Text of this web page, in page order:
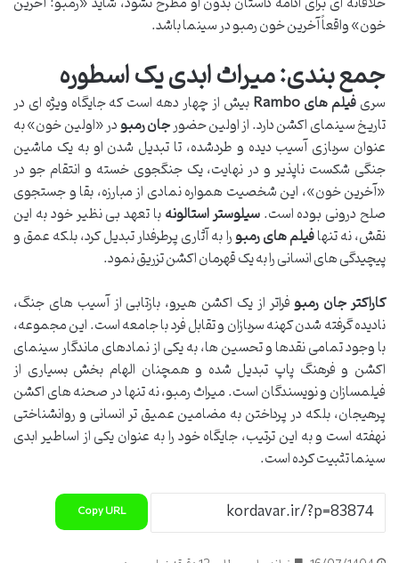
خون» واقعاً آخرین خون رمبو در سینما باشد.
جمع بندی: میراث ابدی یک اسطوره
سریفیلم های Rambo بیش از چهار دهه است که جایگاه ویژه ای در
تاریخ سینمای اکشن دارد. از اولین حضورجان رمبودر «اولین خون» به
عنوان سربازی آسیب دیده و طردشده، تا تبدیل شدن او به یک ماشین
جنگی شکست ناپذیر و در نهایت، یک جنگجوی خسته و انتقام جو در
«آخرین خون»، این شخصیت همواره نمادی از مبارزه، بقا و جستجوی
صلح درونی بوده است.سیلوستر استالونهبا تعهد بی نظیر خود به این
نقش، نه تنهافیلم های رمبورا به آثاری پرطرفدار تبدیل کرد، بلکه عمق و
پیچیدگی های انسانی را به یک قهرمان اکشن تزریق نمود.
کاراکتر جان رمبوفراتر از یک اکشن هیرو، بازتابی از آسیب های جنگ،
نادیده گرفته شدن کهنه سربازان و تقابل فرد با جامعه است. این مجموعه،
با وجود تمامی نقدها و تحسین ها، به یکی از نمادهای ماندگار سینمای
اکشن و فرهنگ پاپ تبدیل شده و همچنان الهام بخش بسیاری از
فیلمسازان و نویسندگان است. میراث رمبو، نه تنها در صحنه های اکشن
پرهیجان، بلکه در پرداختن به مضامین عمیق تر انسانی و روانشناختی
نهفته است و به این ترتیب، جایگاه خود را به عنوان یکی از اساطیر ابدی
سینما تثبیت کرده است.
Copy URL